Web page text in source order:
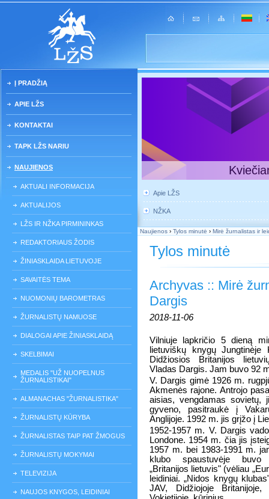
Į PRADŽIĄ
APIE LŽS
KONTAKTAI
TAPK LŽS NARIU
NAUJIENOS
AKTUALI INFORMACIJA
AKTUALIJOS
LŽS IR NŽKA PIRMININKAS
REDAKTORIAUS ŽODIS
ŽINIASKLAIDA LIETUVOJE
SAVAITĖS TEMA
NUOMONIŲ BAROMETRAS
ŽURNALISTŲ NAMUOSE
DIALOGAI APIE ŽINIASKLAIDĄ
SKELBIMAI
MEDALIS "UŽ NUOPELNUS
ŽURNALISTIKAI"
ALMANACHAS "ŽURNALISTIKA"
ŽURNALISTŲ KŪRYBA
ŽURNALISTAS TAIP PAT ŽMOGUS
ŽURNALISTŲ MOKYMAI
TELEVIZIJA
NAUJOS KNYGOS, LEIDINIAI
Apie LŽS
NŽKA
Naujienos › Tylos minutė › Mirė žurnalistas ir
Tylos minutė
Archyvas :: Mirė
Dargis
2018-11-06
Vilniuje lapkričio 5 dieną
lietuviškų knygų Jungtinėje
Didžiosios Britanijos
Vladas Dargis. Jam buvo 92
V. Dargis gimė 1926 m.
Akmenės rajone. Antrojo
aisias, vengdamas
gyveno, pasitraukė į
Anglijoje. 1992 m. jis grįžo į
1952-1957 m. V. Dargis
Londone. 1954 m. čia jis
1957 m. bei 1983-1991 m.
klubo spaustuvėje buvo
„Britanijos lietuvis" (vėliau
leidiniai. „Nidos knygų
JAV, Didžiojoje Britanijoje,